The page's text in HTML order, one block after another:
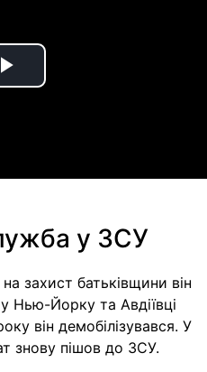
Play
у ЗСУ
захист батьківщини він
Нью-Йорку та Авдіївці
він демобілізувався. У
знову пішов до ЗСУ.